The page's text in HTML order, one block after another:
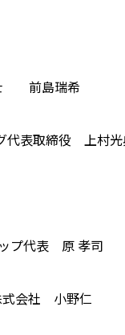
士 前島瑞希
代表取締役 上村
プ代表 原 孝司
式会社 小野仁